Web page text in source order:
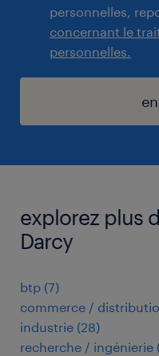
personnelles,
concernant le
personnelles.
explorez plus
Darcy
btp (7)
commerce /
industrie (28)
recherche / ingénierie